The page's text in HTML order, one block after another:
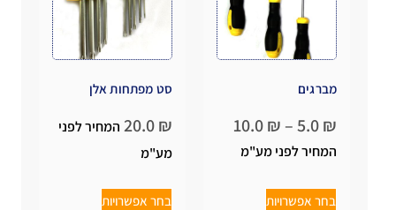
מברגים
₪
–
₪
המחיר לפני מע"מ
בחר אפשרויות
סט מפתחות אלן
₪
המחיר לפני
מע"מ
בחר אפשרויות